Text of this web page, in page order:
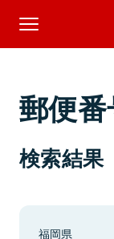
郵便
検索結果
福岡県